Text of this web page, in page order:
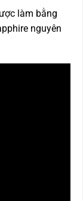
làm bằng
nguyên